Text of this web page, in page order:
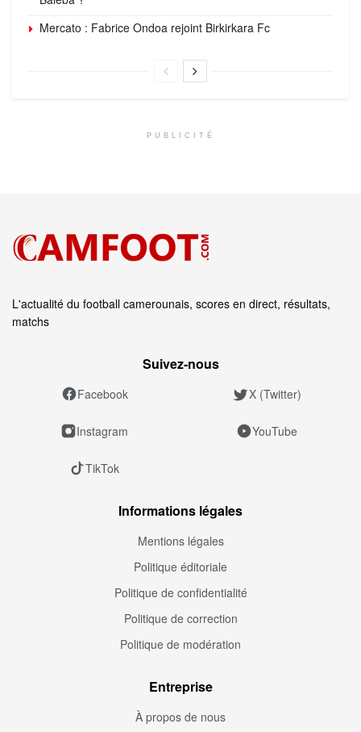
Mercato : Fabrice Ondoa rejoint Birkirkara Fc
PUBLICITÉ
L'actualité du football camerounais, scores en direct, résultats,
matchs
Suivez‑nous
Facebook X (Twitter)
Instagram YouTube
TikTok
Informations légales
Mentions légales
Politique éditoriale
Politique de confidentialité
Politique de correction
Politique de modération
Entreprise
À propos de nous